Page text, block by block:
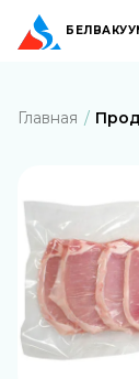
БЕЛ
Главная